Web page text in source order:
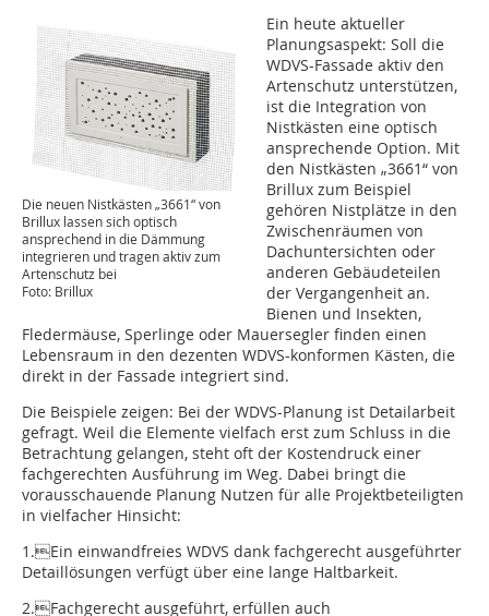
Die neuen Nistkästen „3661“ von
Brillux lassen sich optisch
ansprechend in die Dämmung
integrieren und tragen aktiv zum
Artenschutz bei
Foto: Brillux
Ein heute aktueller
Planungsaspekt: Soll die
WDVS-Fassade aktiv den
Artenschutz unterstützen,
ist die Integration von
Nistkästen eine optisch
ansprechende Option. Mit
den Nistkästen „3661“ von
Brillux zum Beispiel
gehören Nistplätze in den
Zwischenräumen von
Dachuntersichten oder
anderen Gebäudeteilen
der Vergangenheit an.
Bienen und Insekten,
Fledermäuse, Sperlinge oder Mauersegler finden einen
Lebensraum in den dezenten WDVS-konformen Kästen, die
direkt in der Fassade integriert sind.
Die Beispiele zeigen: Bei der WDVS-Planung ist Detailarbeit
gefragt. Weil die Elemente vielfach erst zum Schluss in die
Betrachtung gelangen, steht oft der Kostendruck einer
fachgerechten Ausführung im Weg. Dabei bringt die
vorausschauende Planung Nutzen für alle Projektbeteiligten
in vielfacher Hinsicht:
1.Ein einwandfreies WDVS dank fachgerecht ausgeführter
Detaillösungen verfügt über eine lange Haltbarkeit.
2.Fachgerecht ausgeführt, erfüllen auch